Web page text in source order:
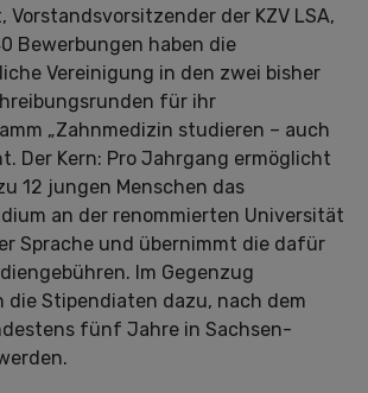
Vorstandsvorsitzender der KZV LSA,
Bewerbungen haben die
Vereinigung in den zwei bisher
für ihr
„Zahnmedizin studieren – auch
Der Kern: Pro Jahrgang ermöglicht
12 jungen Menschen das
an der renommierten Universität
Sprache und übernimmt die dafür
Im Gegenzug
Stipendiaten dazu, nach dem
fünf Jahre in Sachsen-